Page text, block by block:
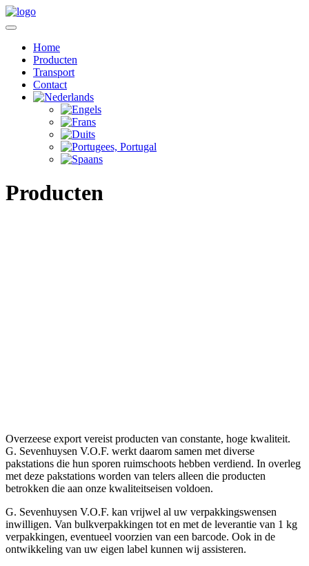
Home
Producten
Transport
Contact
Producten
Overzeese export vereist producten van constante, hoge kwaliteit.
G. Sevenhuysen V.O.F. werkt daarom samen met diverse
pakstations die hun sporen ruimschoots hebben verdiend. In overleg
met deze pakstations worden van telers alleen die producten
betrokken die aan onze kwaliteitseisen voldoen.
G. Sevenhuysen V.O.F. kan vrijwel al uw verpakkingswensen
inwilligen. Van bulkverpakkingen tot en met de leverantie van 1 kg
verpakkingen, eventueel voorzien van een barcode. Ook in de
ontwikkeling van uw eigen label kunnen wij assisteren.